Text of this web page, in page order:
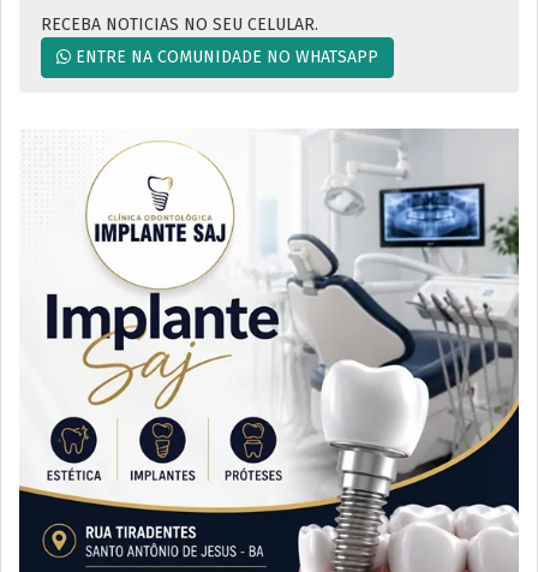
RECEBA NOTICIAS NO SEU CELULAR.
ENTRE NA COMUNIDADE NO WHATSAPP